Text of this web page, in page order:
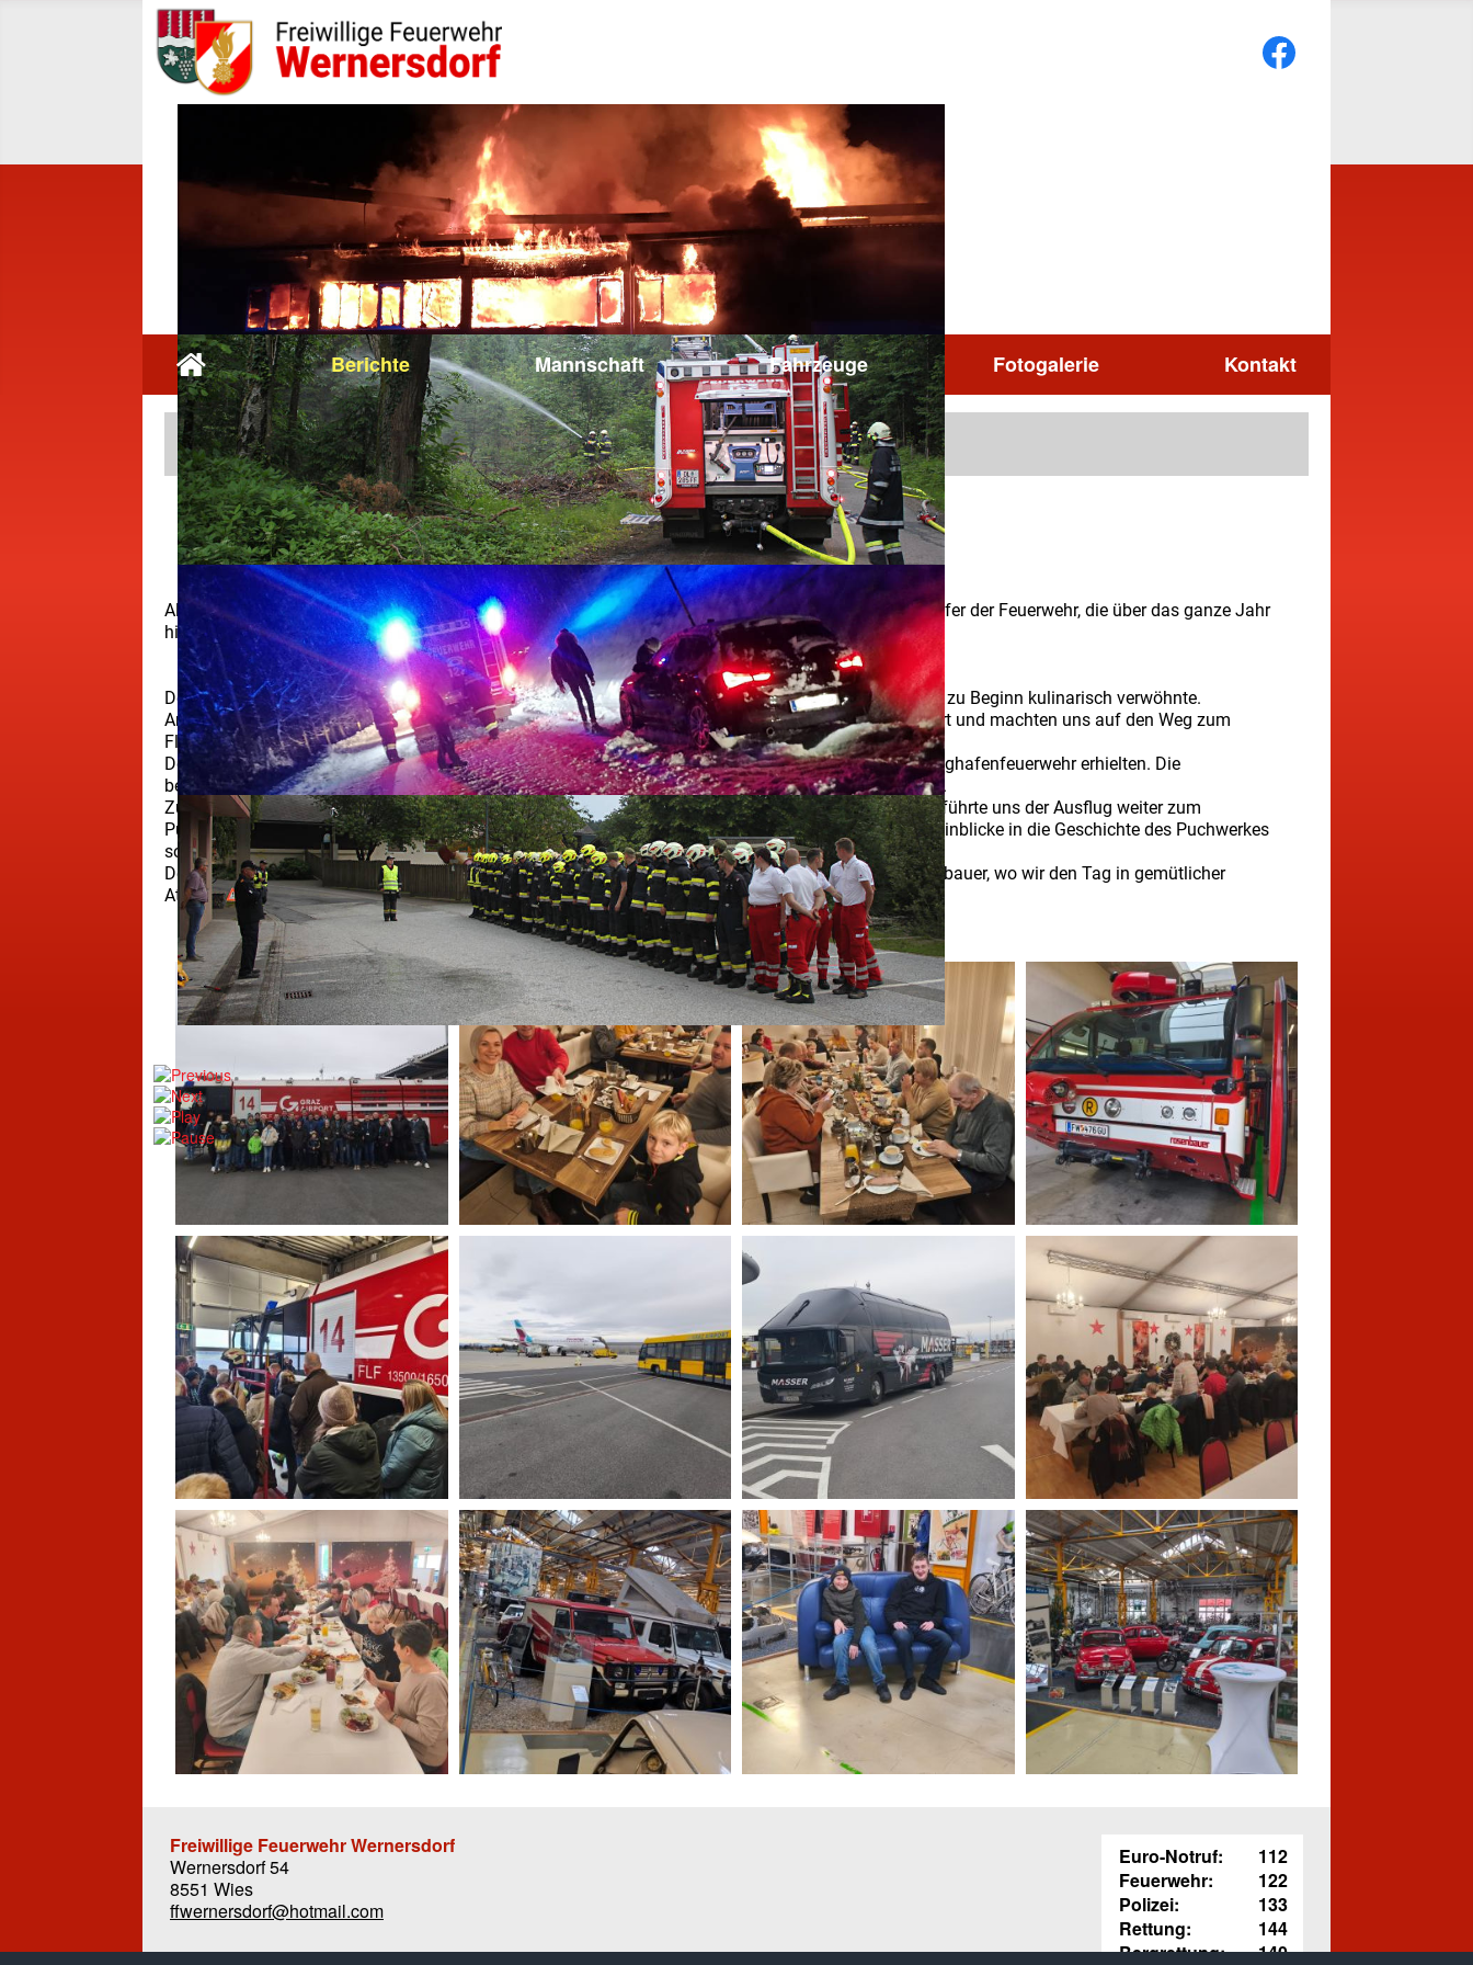
Berichte Mannschaft Fahrzeuge Fotogalerie Kontakt
Berichte
Feuerwehrausflug 2025
24.11.2025
Als Dankeschön für alle Kameradinnen und Kameraden sowie für alle freiwilligen Helferinnen und Helfer der Feuerwehr, die über das ganze Jahr
hinweg großartige Leistungen erbringen, wurde heuer ein besonderer Ausflug organisiert.
Der Tag begann mit einem gemütlichen Frühstück im perfekten Marktcafé Wildbacher, das uns gleich zu Beginn kulinarisch verwöhnte.
Anschließend setzten wir die Reise mit dem komfortablen Reisebus des Busunternehmens Masser fort und machten uns auf den Weg zum
Flughafen.
Dort erwartete uns eine spannende Führung, bei der wir einen besonderen Einblick in die Arbeit der Flughafenfeuerwehr erhielten. Die
beeindruckenden Fahrzeuge und Abläufe machten diesen Programmpunkt zu einem echten Highlight.
Zum Mittagessen kehrten wir beim Zoißl in Pirka ein, wo wir ausgezeichnet bewirtet wurden. Danach führte uns der Ausflug weiter zum
Puchmuseum. Dort konnten wir mehrere historische Modelle besichtigen und bekamen interessante Einblicke in die Geschichte des Puchwerkes
sowie die Entwicklung seiner Fahrzeuge.
Den gelungenen Abschluss bildete eine herzhafte Jause beim Buschenschank Körbisch, vulgo Gartenbauer, wo wir den Tag in gemütlicher
Atmosphäre ausklingen ließen.
Freiwillige Feuerwehr Wernersdorf
Wernersdorf 54
8551 Wies
ffwernersdorf@hotmail.com
Euro-Notruf:
112
Feuerwehr:
122
Polizei:
133
Rettung:
144
Bergrettung:
140